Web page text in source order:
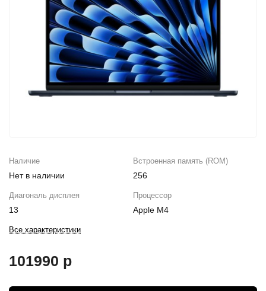
iPhone 16e
Все категории (12)
iPad Pro 13 M4 (2024)
Все категории (9)
Mac Studio
HomePod
Galaxy Z Flip 7
Все категории (17)
Наличие
Нет в наличии
Встроенная память (ROM)
256
Диагональ дисплея
13
Процессор
Apple M4
Все характеристики
101990 р